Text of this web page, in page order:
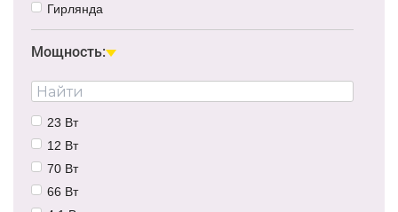
Гирлянда
Мощность:
23 Вт
12 Вт
70 Вт
66 Вт